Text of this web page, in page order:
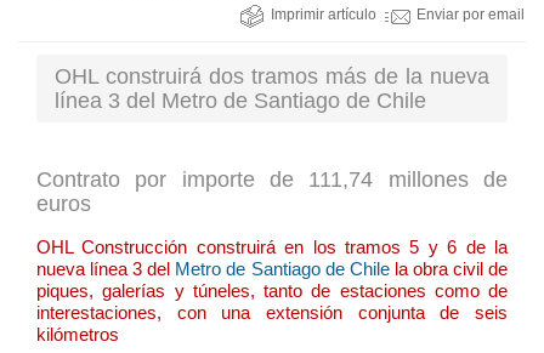
Imprimir artículo Enviar por email
OHL construirá dos tramos más de la nueva
línea 3 del Metro de Santiago de Chile
Contrato por importe de 111,74 millones de
euros
OHL Construcción construirá en los tramos 5 y 6 de la
nueva línea 3 del Metro de Santiago de Chilela obra civil de
piques, galerías y túneles, tanto de estaciones como de
interestaciones, con una extensión conjunta de seis
kilómetros